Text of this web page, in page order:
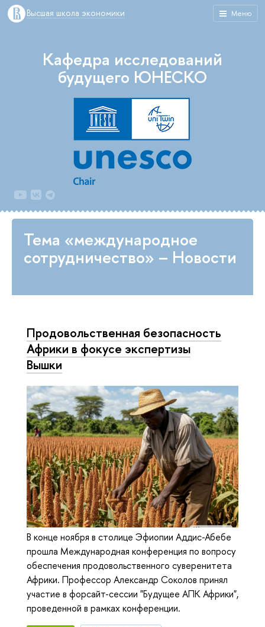
Меню
Высшая школа экономики
Кафедра исследований
будущего ЮНЕСКО
Тема «международное
сотрудничество» – Новости
Продовольственная безопасность
Африки в фокусе экспертизы
Вышки
В конце ноября в столице Эфиопии Аддис-Абебе
прошла Международная конференция по вопросу
обеспечения продовольственного суверенитета
Африки. Профессор Александр Соколов принял
участие в форсайт-сессии "Будущее АПК Африки",
проведенной в рамках конференции.